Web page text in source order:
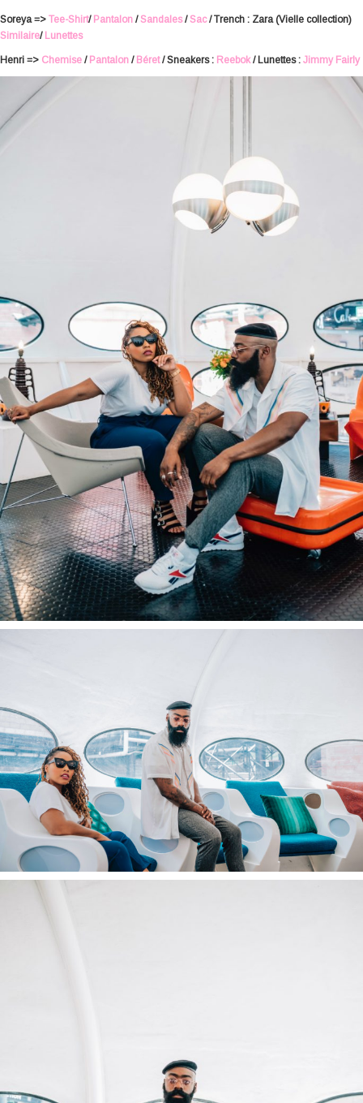
Soreya => Tee-Shirt/ Pantalon /Sandales/Sac/ Trench : Zara (Vielle collection)
Similaire/ Lunettes
Henri => Chemise / Pantalon / Béret/ Sneakers : Reebok/ Lunettes : Jimmy Fairly